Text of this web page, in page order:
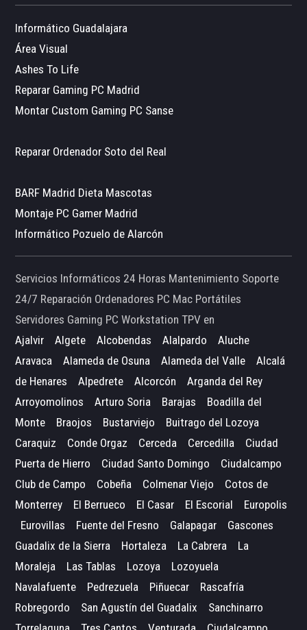
Informático Guadalajara
Área Visual
Ashes To Life
Reparar Gaming PC Madrid
Montar Custom Gaming PC Sanse
Reparar Ordenador Soto del Real
BARF Madrid Dieta Mascotas
Montaje PC Gamer Madrid
Informático Pozuelo de Alarcón
Servicios Informáticos 24 Horas Mantenimiento Soporte
24/7 Reparación Ordenadores PC Mac Portátiles
Servidores Gaming PC Workstation TPV en
Ajalvir
Algete Alcobendas Alalpardo
Aluche
Aravaca
Alameda de Osuna Alameda del Valle
Alcalá
de Henares
Alpedrete Alcorcón
Arganda del Rey
Arroyomolinos
Arturo Soria Barajas
Boadilla del
Monte
Braojos Bustarviejo
Buitrago del Lozoya
Caraquiz
Conde Orgaz Cerceda Cercedilla
Ciudad
Puerta de Hierro
Ciudad Santo Domingo
Ciudalcampo
Club de Campo
Cobeña Colmenar Viejo
Cotos de
Monterrey
El Berrueco El Casar El Escorial
Europolis
Eurovillas
Fuente del Fresno Galapagar
Gascones
Guadalix de la Sierra
Hortaleza La Cabrera
La
Moraleja
Las Tablas Lozoya
Lozoyuela
Navalafuente
Pedrezuela Piñuecar
Rascafría
Robregordo
San Agustín del Guadalix
Sanchinarro